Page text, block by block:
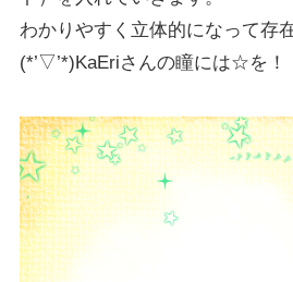
わかりやすく立体的になって存
(*’▽’*)KaEriさんの瞳には☆を！